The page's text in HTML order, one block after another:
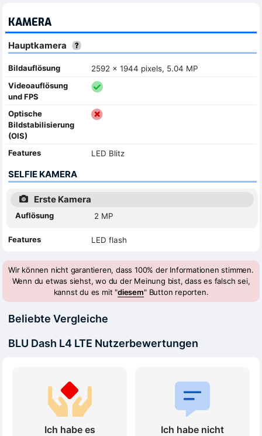
KAMERA
Hauptkamera
Bildauflösung
2592 x 1944 pixels, 5.04 MP
Videoauflösung
und FPS
Optische
Bildstabilisierung
(OIS)
Features
LED Blitz
SELFIE KAMERA
Erste Kamera
Auflösung 2 MP
Features LED flash
Wir können nicht garantieren, dass 100% der Informationen stimmen.
Wenn du etwas siehst, wo du der Meinung bist, dass es falsch sei,
kannst du es mit "diesem" Button reporten.
Beliebte Vergleiche
BLU Dash L4 LTE Nutzerbewertungen
Ich habe es Ich habe nicht